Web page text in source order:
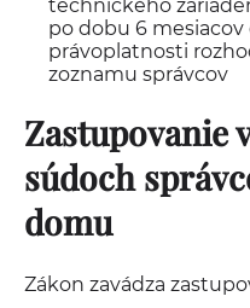
technického
po dobu 6
právoplatnosti
zoznamu správcov
Zastupovanie
súdoch
domu
Zákon zavádza